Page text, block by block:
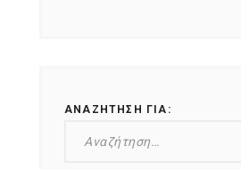
ΑΝΑΖΉΤΗΣΗ ΓΙΑ: